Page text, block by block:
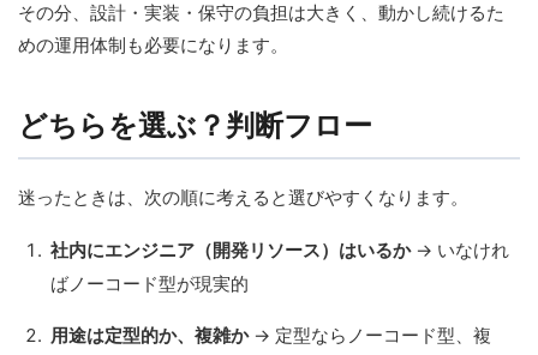
その分、設計・実装・保守の負担は大きく、動かし続けるた
めの運用体制も必要になります。
どちらを選ぶ？判断フロー
迷ったときは、次の順に考えると選びやすくなります。
社内にエンジニア（開発リソース）はいるか→ いなけれ
ばノーコード型が現実的
用途は定型的か、複雑か→ 定型ならノーコード型、複